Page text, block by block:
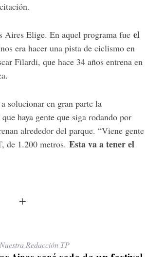
Aires Elige. En aquel programa fue el
era hacer una pista de ciclismo en
Filardi, que hace 34 años entrena en
solucionar en gran parte la
haya gente que siga rodando por
alrededor del parque. “Viene gente
de 1.200 metros. Esta va a tener el
Redacción TP